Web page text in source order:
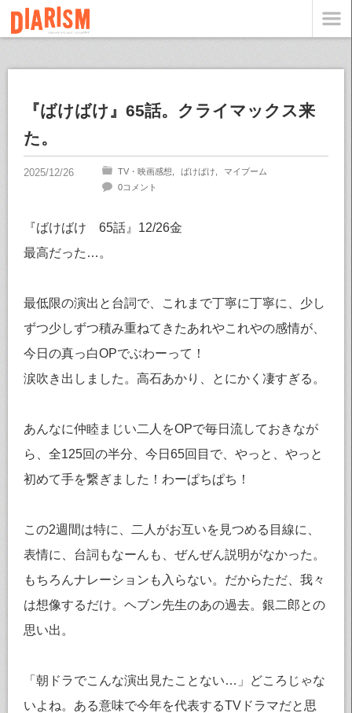
『ばけばけ』65話。クライマックス来
た。
TV・映画感想 ばけばけ
マイブーム
0コメント
『ばけばけ 65話』12/26金
最高だった…。
最低限の演出と台詞で、これまで丁寧に丁寧に、少し
ずつ少しずつ積み重ねてきたあれやこれやの感情が、
今日の真っ白OPでぶわーって！
涙吹き出しました。高石あかり、とにかく凄すぎる。
あんなに仲睦まじい二人をOPで毎日流しておきなが
ら、全125回の半分、今日65回目で、やっと、やっと
初めて手を繋ぎました！わーぱちぱち！
この2週間は特に、二人がお互いを見つめる目線に、
表情に、台詞もなーんも、ぜんぜん説明がなかった。
もちろんナレーションも入らない。だからただ、我々
は想像するだけ。ヘブン先生のあの過去。銀二郎との
思い出。
「朝ドラでこんな演出見たことない…」どころじゃな
いよね。ある意味で今年を代表するTVドラマだと思